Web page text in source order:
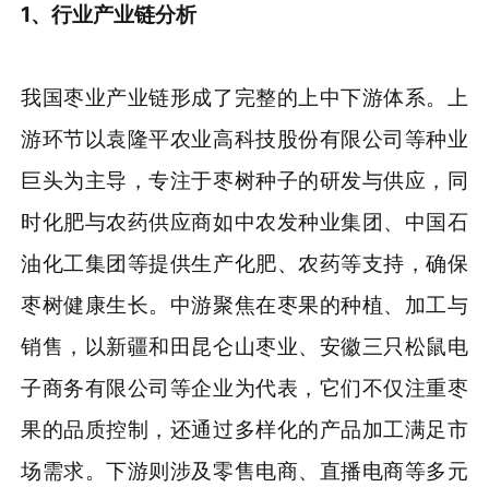
1、行业产业链分析
我国枣业产业链形成了完整的上中下游体系。上
游环节以袁隆平农业高科技股份有限公司等种业
巨头为主导，专注于枣树种子的研发与供应，同
时化肥与农药供应商如中农发种业集团、中国石
油化工集团等提供生产化肥、农药等支持，确保
枣树健康生长。中游聚焦在枣果的种植、加工与
销售，以新疆和田昆仑山枣业、安徽三只松鼠电
子商务有限公司等企业为代表，它们不仅注重枣
果的品质控制，还通过多样化的产品加工满足市
场需求。下游则涉及零售电商、直播电商等多元